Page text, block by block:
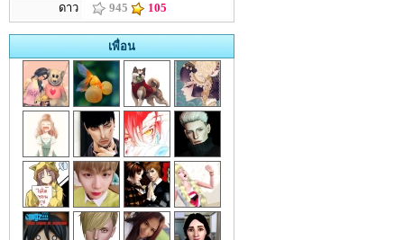
ดาว
945 105
เพื่อน